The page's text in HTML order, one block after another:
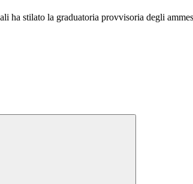
ha stilato la graduatoria provvisoria degli